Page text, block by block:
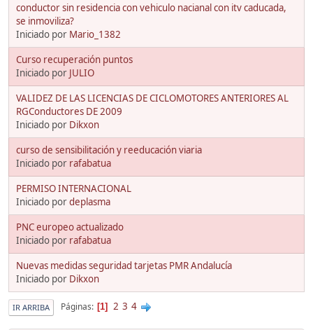
conductor sin residencia con vehiculo nacianal con itv caducada,
se inmoviliza?
Iniciado por Mario_1382
Curso recuperación puntos
Iniciado por JULIO
VALIDEZ DE LAS LICENCIAS DE CICLOMOTORES ANTERIORES AL
RGConductores DE 2009
Iniciado por Dikxon
curso de sensibilitación y reeducación viaria
Iniciado por rafabatua
PERMISO INTERNACIONAL
Iniciado pordeplasma
PNC europeo actualizado
Iniciado por rafabatua
Nuevas medidas seguridad tarjetas PMR Andalucía
Iniciado por Dikxon
IR ARRIBA Páginas 1 2 3 4